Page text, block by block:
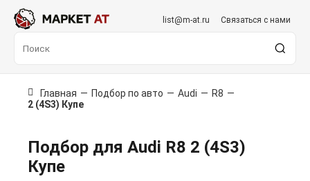
list@m-at.ru Связаться с нами
Главная — Подбор по авто — Audi — R8 —
2 (4S3) Купе
Подбор для Audi R8 2 (4S3)
Купе